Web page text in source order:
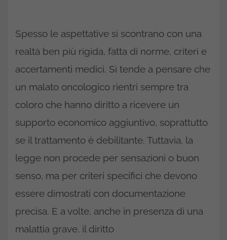
Spesso le aspettative si scontrano con una
realtà ben più rigida, fatta di norme, criteri e
accertamenti medici. Si tende a pensare che
un malato oncologico rientri sempre tra
coloro che hanno diritto a ricevere un
supporto economico aggiuntivo, soprattutto
se il trattamento è debilitante. Tuttavia, la
legge non procede per sensazioni o buon
senso, ma per criteri specifici che devono
essere dimostrati con documentazione
precisa. E a volte, anche in presenza di una
malattia grave, il diritto